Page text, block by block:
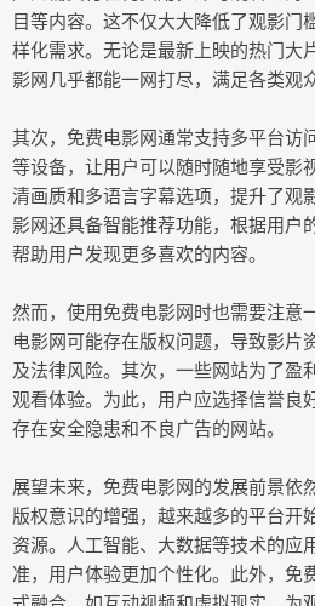
目等内容。这不仅大大降低了观影门
样化需求。无论是最新上映的热门大
影网几乎都能一网打尽，满足各类观
其次，免费电影网通常支持多平台访
等设备，让用户可以随时随地享受影
清画质和多语言字幕选项，提升了观
影网还具备智能推荐功能，根据用户
帮助用户发现更多喜欢的内容。
然而，使用免费电影网时也需要注意
电影网可能存在版权问题，导致影片
及法律风险。其次，一些网站为了盈
观看体验。为此，用户应选择信誉良
存在安全隐患和不良广告的网站。
展望未来，免费电影网的发展前景依
版权意识的增强，越来越多的平台开
资源。人工智能、大数据等技术的应
准，用户体验更加个性化。此外，免